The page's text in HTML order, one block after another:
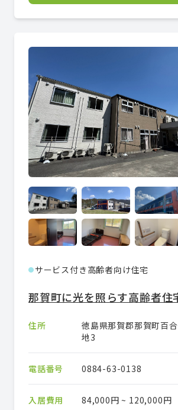
● サービス付き高齢者向け住宅
那賀町に光を照らす高齢者住
住所
徳島県那賀郡那賀町百
地3
電話番号 0884-63-0138
入居費用 84,000円 ~ 120,000円